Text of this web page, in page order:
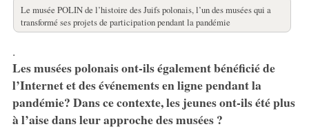
Le musée POLIN de l’histoire des Juifs polonais, l’un des musées qui a
transformé ses projets de participation pendant la pandémie
.
Les musées polonais ont-ils également bénéficié de
l’Internet et des événements en ligne pendant la
pandémie? Dans ce contexte, les jeunes ont-ils été plus
à l’aise dans leur approche des musées ?